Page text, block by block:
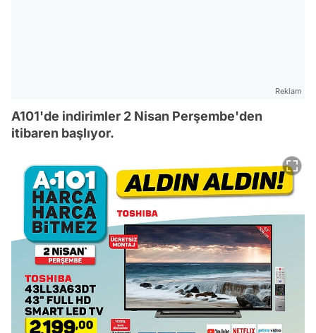
Reklam
A101'de indirimler 2 Nisan Perşembe'den
itibaren başlıyor.